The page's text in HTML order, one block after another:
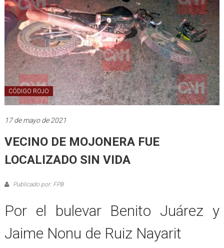
CÓDIGO ROJO
17 de mayo de 2021
VECINO DE MOJONERA FUE
LOCALIZADO SIN VIDA
Publicado por: FPB
Por el bulevar Benito Juárez y
Jaime Nonu de Ruiz Nayarit